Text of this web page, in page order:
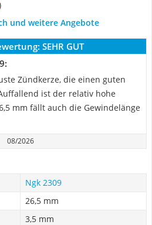
und weitere Angebote
SEHR GUT
Zündkerze, die einen guten
ist der relativ hohe
mm fällt auch die Gewindelänge
08/2026
Ngk 2309
26,5 mm
3,5 mm